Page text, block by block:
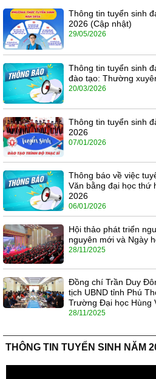
Thông tin tuyển sinh
2026 (Cập nhật)
29/05/2026
Thông tin tuyển sinh
đào tạo: Thường
20/03/2026
Thông tin tuyển sinh
2026
07/01/2026
Thông báo về việc
Văn bằng đại học thứ
2026
06/01/2026
Hội thảo phát triển
nguyên mới và Ngày
28/11/2025
Đồng chí Trần Duy
tịch UBND tỉnh Phú
Trường Đại học Hùng
28/11/2025
THÔNG TIN TUYỂN SINH NĂM